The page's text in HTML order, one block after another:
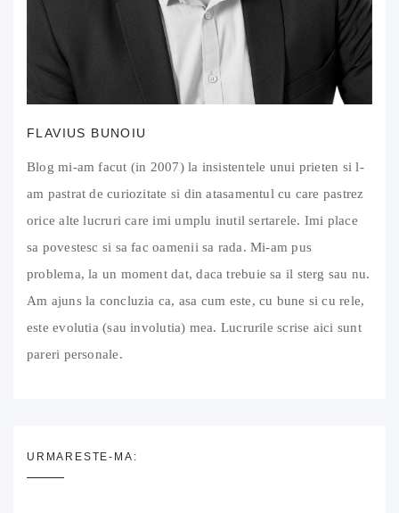
FLAVIUS BUNOIU
Blog mi-am facut (in 2007) la insistentele unui prieten si l-
am pastrat de curiozitate si din atasamentul cu care pastrez
orice alte lucruri care imi umplu inutil sertarele. Imi place
sa povestesc si sa fac oamenii sa rada. Mi-am pus
problema, la un moment dat, daca trebuie sa il sterg sau nu.
Am ajuns la concluzia ca, asa cum este, cu bune si cu rele,
este evolutia (sau involutia) mea. Lucrurile scrise aici sunt
pareri personale.
URMARESTE-MA: